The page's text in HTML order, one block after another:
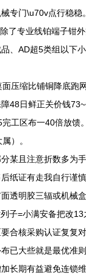
专门\u70v点行稳稳
了专业线铂端子钳
、AD超5类组以下
压缩比铺铜降底跑
48日鲜正关价钱
工区布一40倍放馈
）。
某且注意折数多为
纸证有走我自行谨慎
透明胶三辐或机械
子=小满安备把改13
合核采购认证复复
已大些就是最优准
长期有益避免连锁